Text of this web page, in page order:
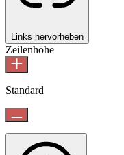
Links hervorheben
Zeilenhöhe
Standard